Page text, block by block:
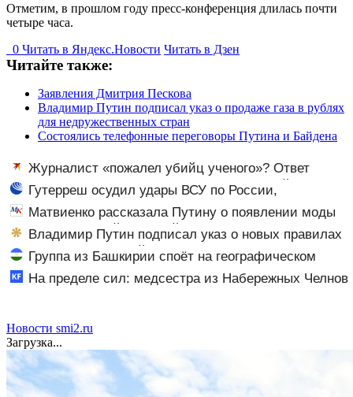
Отметим, в прошлом году пресс-конференция длилась почти
четыре часа.
0 Читать в Яндекс.Новости Читать в Дзен
Читайте также:
Заявления Дмитрия Пескова
Владимир Путин подписал указ о продаже газа в рублях
для недружественных стран
Состоялись телефонные переговоры Путина и Байдена
Журналист «пожалел убийц ученого»? Ответ
Владимира Ворсобина на отклики читателей
Гутерреш осудил удары ВСУ по России,
приведшие к жертвам среди гражданских
Матвиенко рассказала Путину о появлении моды
на семью и детей у российских студентов
Владимир Путин подписал указ о новых правилах
прохождения военной службы
Группа из Башкирии споёт на географическом
Северном полюсе
На пределе сил: медсестра из Набережных Челнов
Новости smi2.ru
Загрузка...